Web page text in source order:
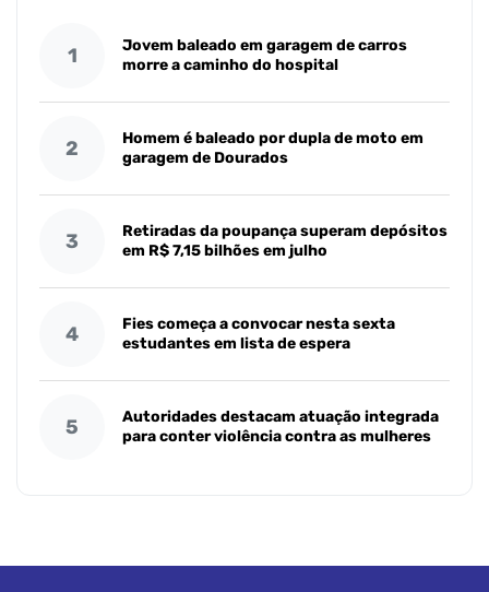
1
Jovem baleado em garagem de carros
morre a caminho do hospital
2
Homem é baleado por dupla de moto em
garagem de Dourados
3
Retiradas da poupança superam depósitos
em R$ 7,15 bilhões em julho
4
Fies começa a convocar nesta sexta
estudantes em lista de espera
5
Autoridades destacam atuação integrada
para conter violência contra as mulheres